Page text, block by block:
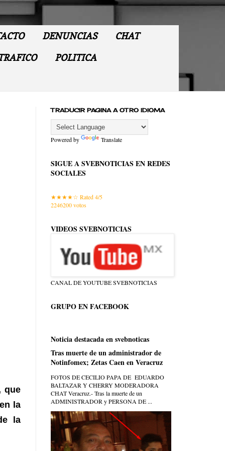
DENUNCIAS CHAT
POLITICA
que
la
la
TRADUCIR PAGINA A OTRO IDIOMA
Powered by Translate
SIGUE A SVEBNOTICIAS EN REDES
SOCIALES
Rated 4/5
2246200votos
VIDEOS SVEBNOTICIAS
CANAL DE YOUTUBE SVEBNOTICIAS
GRUPO EN FACEBOOK
Noticia destacada en svebnoticas
Tras muerte de un administrador de
Notinfomex; Zetas Caen en Veracruz
FOTOS DE CECILIO PAPA DE EDUARDO
BALTAZAR Y CHERRY MODERADORA
CHAT Veracruz.- Tras la muerte de un
ADMINISTRADOR y PERSONA DE ...